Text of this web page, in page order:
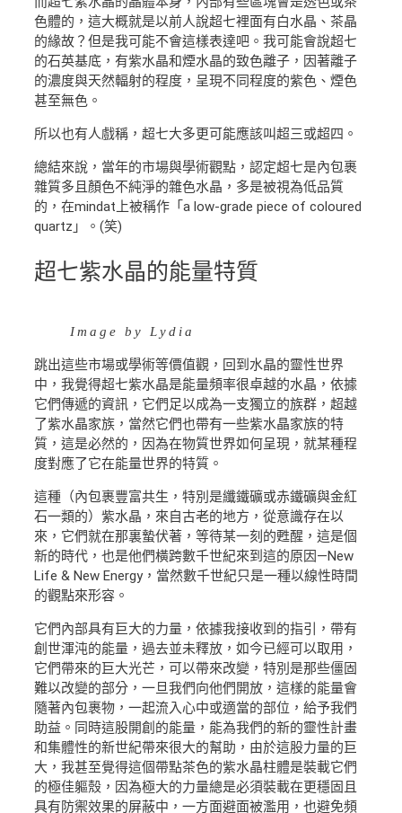
色體的，這大概就是以前人說超七裡面有白水晶、茶晶
的緣故？但是我可能不會這樣表達吧。我可能會說超七
的石英基底，有紫水晶和煙水晶的致色離子，因著離子
的濃度與天然輻射的程度，呈現不同程度的紫色、煙色
甚至無色。
所以也有人戲稱，超七大多更可能應該叫超三或超四。
總結來說，當年的市場與學術觀點，認定超七是內包裹
雜質多且顏色不純淨的雜色水晶，多是被視為低品質
的，在mindat上被稱作「a low-grade piece of coloured
quartz」。(笑)
超七紫水晶的能量特質
Image by Lydia
跳出這些市場或學術等價值觀，回到水晶的靈性世界
中，我覺得超七紫水晶是能量頻率很卓越的水晶，依據
它們傳遞的資訊，它們足以成為一支獨立的族群，超越
了紫水晶家族，當然它們也帶有一些紫水晶家族的特
質，這是必然的，因為在物質世界如何呈現，就某種程
度對應了它在能量世界的特質。
這種（內包裹豐富共生，特別是纖鐵礦或赤鐵礦與金紅
石一類的）紫水晶，來自古老的地方，從意識存在以
來，它們就在那裏蟄伏著，等待某一刻的甦醒，這是個
新的時代，也是他們橫跨數千世紀來到這的原因—New
Life & New Energy，當然數千世紀只是一種以線性時間
的觀點來形容。
它們內部具有巨大的力量，依據我接收到的指引，帶有
創世渾沌的能量，過去並未釋放，如今已經可以取用，
它們帶來的巨大光芒，可以帶來改變，特別是那些僵固
難以改變的部分，一旦我們向他們開放，這樣的能量會
隨著內包裹物，一起流入心中或適當的部位，給予我們
助益。同時這股開創的能量，能為我們的新的靈性計畫
和集體性的新世紀帶來很大的幫助，由於這股力量的巨
大，我甚至覺得這個帶點茶色的紫水晶柱體是裝載它們
的極佳軀殼，因為極大的力量總是必須裝載在更穩固且
具有防禦效果的屏蔽中，一方面避面被濫用，也避免頻